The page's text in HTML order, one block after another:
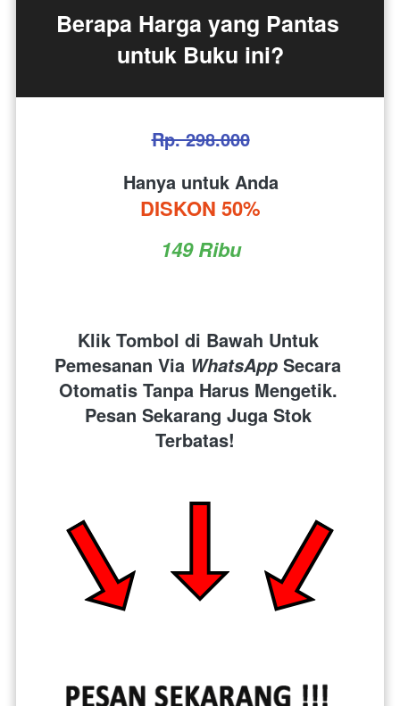
Berapa Harga yang Pantas
untuk Buku ini?
Rp. 298.000
Hanya untuk Anda
DISKON 50%
149 Ribu
Klik Tombol di Bawah Untuk
Pemesanan Via WhatsApp Secara
Otomatis Tanpa Harus Mengetik.
Pesan Sekarang Juga Stok
Terbatas!